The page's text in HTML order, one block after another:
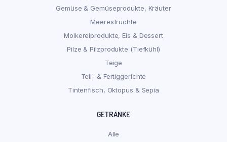
Gemüse & Gemüseprodukte, Kräuter
Meeresfrüchte
Molkereiprodukte, Eis & Dessert
Pilze & Pilzprodukte (Tiefkühl)
Teige
Teil- & Fertiggerichte
Tintenfisch, Oktopus & Sepia
GETRÄNKE
Alle